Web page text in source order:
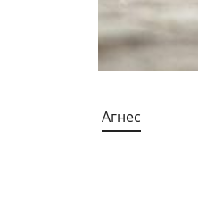
Агнес